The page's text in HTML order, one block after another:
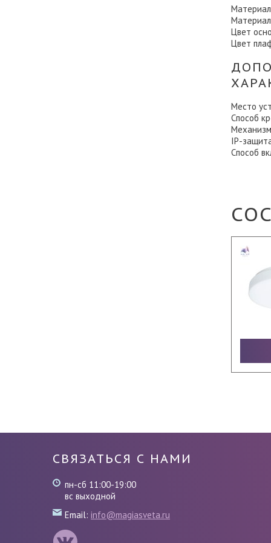
Цвет
Цвет
Место
Способ
IP-
Способ
СВЯЗАТЬСЯ С НАМИ
пн-сб 11:00-19:00
вс выходной
Email: info@magiasveta.ru